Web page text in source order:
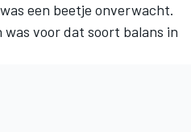
een beetje onverwacht.
voor dat soort balans in